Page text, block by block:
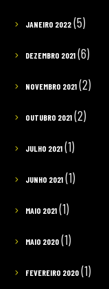
JANEIRO 2022(5)
DEZEMBRO 2021(6)
NOVEMBRO 2021(2)
OUTUBRO 2021(2)
JULHO 2021(1)
JUNHO 2021(1)
MAIO 2021(1)
MAIO 2020(1)
FEVEREIRO 2020(1)